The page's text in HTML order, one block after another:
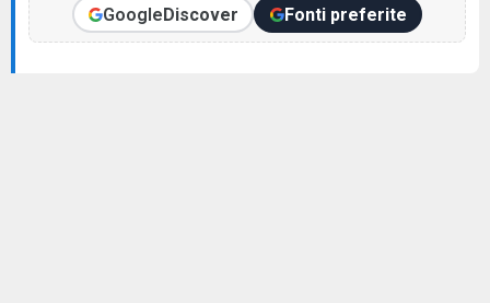
GoogleDiscover Fonti preferite